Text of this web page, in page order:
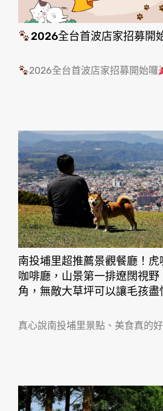
2026全台首波店家招募開
2026全台首波店家招募開始囉
南投埔里超推薦景觀餐廳！
咖啡廳，山景第一排遼闊視
角，無敵大草坪可以讓毛孩盡
真心說南投埔里景點、美食真的